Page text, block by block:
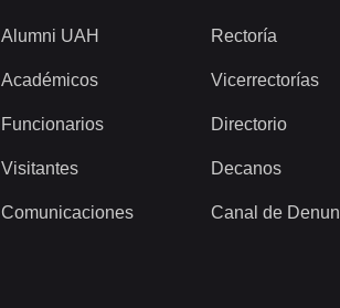
Alumni UAH
Académicos
Funcionarios
Visitantes
Comunicaciones
Rectoría
Vicerrectorías
Directorio
Decanos
Canal de